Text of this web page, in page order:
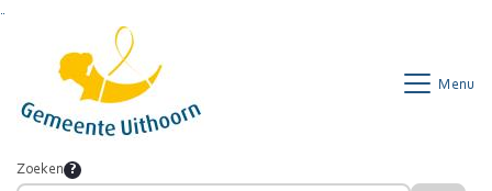
Menu
Zoeken